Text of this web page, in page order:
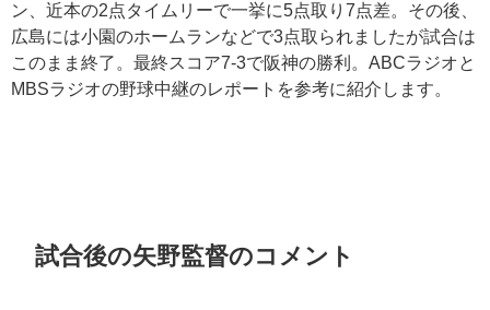
ン、近本の2点タイムリーで一挙に5点取り 7点差。その後、
広島には小園のホームランなどで3点取られましたが試合は
このまま終了。最終スコア7-3で阪神の勝利。 ABCラジオと
MBSラジオの野球中継のレポートを参考に紹介します。
試合後の矢野監督のコメント